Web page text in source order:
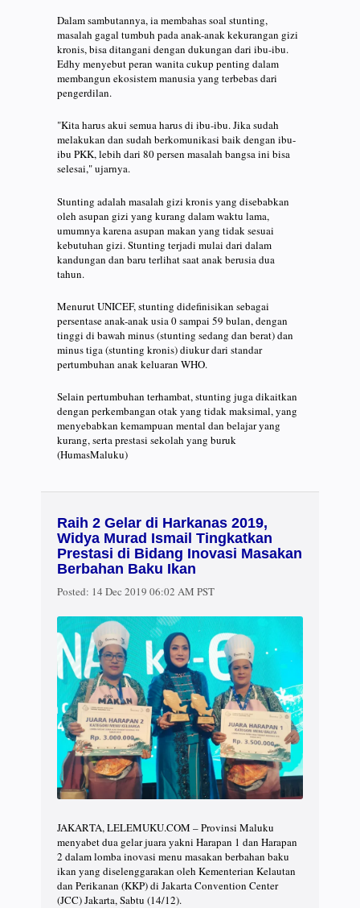
Dalam sambutannya, ia membahas soal stunting,
masalah gagal tumbuh pada anak-anak kekurangan gizi
kronis, bisa ditangani dengan dukungan dari ibu-ibu.
Edhy menyebut peran wanita cukup penting dalam
membangun ekosistem manusia yang terbebas dari
pengerdilan.
"Kita harus akui semua harus di ibu-ibu. Jika sudah
melakukan dan sudah berkomunikasi baik dengan ibu-
ibu PKK, lebih dari 80 persen masalah bangsa ini bisa
selesai," ujarnya.
Stunting adalah masalah gizi kronis yang disebabkan
oleh asupan gizi yang kurang dalam waktu lama,
umumnya karena asupan makan yang tidak sesuai
kebutuhan gizi. Stunting terjadi mulai dari dalam
kandungan dan baru terlihat saat anak berusia dua
tahun.
Menurut UNICEF, stunting didefinisikan sebagai
persentase anak-anak usia 0 sampai 59 bulan, dengan
tinggi di bawah minus (stunting sedang dan berat) dan
minus tiga (stunting kronis) diukur dari standar
pertumbuhan anak keluaran WHO.
Selain pertumbuhan terhambat, stunting juga dikaitkan
dengan perkembangan otak yang tidak maksimal, yang
menyebabkan kemampuan mental dan belajar yang
kurang, serta prestasi sekolah yang buruk
(HumasMaluku)
Raih 2 Gelar di Harkanas 2019,
Widya Murad Ismail Tingkatkan
Prestasi di Bidang Inovasi Masakan
Berbahan Baku Ikan
Posted: 14 Dec 2019 06:02 AM PST
JAKARTA, LELEMUKU.COM – Provinsi Maluku
menyabet dua gelar juara yakni Harapan 1 dan Harapan
2 dalam lomba inovasi menu masakan berbahan baku
ikan yang diselenggarakan oleh Kementerian Kelautan
dan Perikanan (KKP) di Jakarta Convention Center
(JCC) Jakarta, Sabtu (14/12).